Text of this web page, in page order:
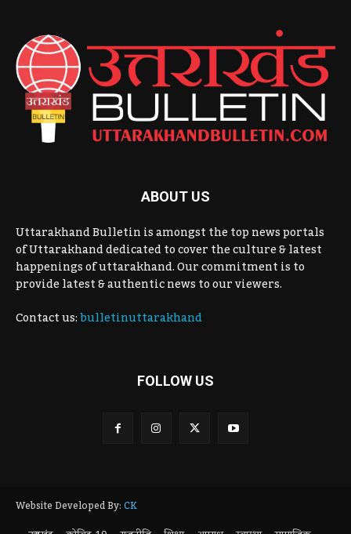
ABOUT US
Uttarakhand Bulletin is amongst the top news portals
of Uttarakhand dedicated to cover the culture & latest
happenings of uttarakhand. Our commitment is to
provide latest & authentic news to our viewers.
Contact us:bulletinuttarakhand
FOLLOW US
Website Developed By:CK